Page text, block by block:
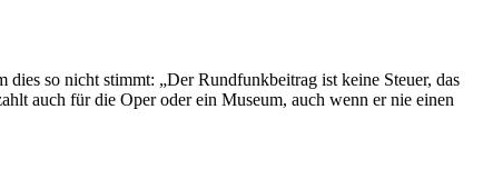
dies so nicht stimmt: „Der Rundfunkbeitrag ist keine Steuer, das
auch für die Oper oder ein Museum, auch wenn er nie einen